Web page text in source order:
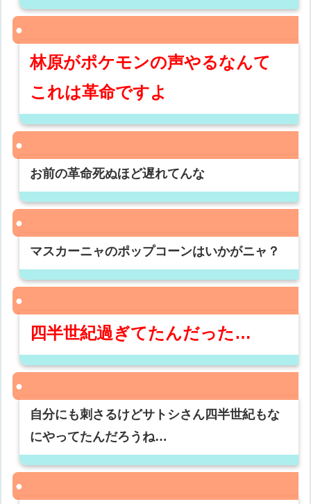
林原がポケモンの声やるなんて
これは革命ですよ
お前の革命死ぬほど遅れてんな
マスカーニャのポップコーンはいかがニャ？
四半世紀過ぎてたんだった…
自分にも刺さるけどサトシさん四半世紀もな
にやってたんだろうね…